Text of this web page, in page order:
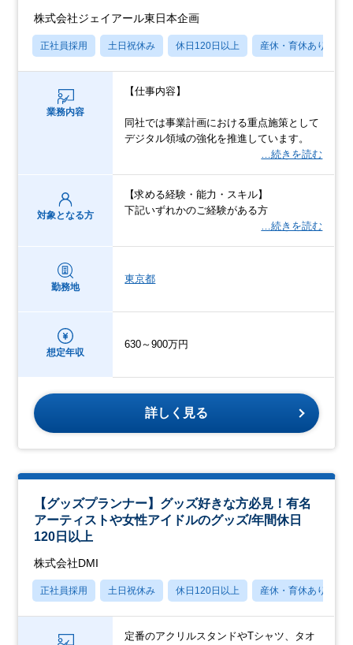
株式会社ジェイアール東日本企画
正社員採用 土日祝休み 休日120日以上 産休・育休あり
業務内容
【仕事内容】
同社では事業計画における重点施策として
デジタル領域の強化を推進しています。
…続きを読む
対象となる方
【求める経験・能力・スキル】
下記いずれかのご経験がある方
…続きを読む
勤務地
東京都
想定年収
630～900万円
詳しく見る
【グッズプランナー】グッズ好きな方必見！有名
アーティストや女性アイドルのグッズ/年間休日
120日以上
株式会社DMI
正社員採用 土日祝休み 休日120日以上 産休・育休あり
定番のアクリルスタンドやTシャツ、タオ